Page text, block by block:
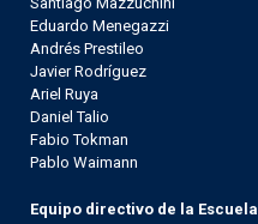
Eduardo Menegazzi
Andrés Prestileo
Javier Rodríguez
Ariel Ruya
Daniel Talio
Fabio Tokman
Pablo Waimann
Equipo directivo de la Escuela